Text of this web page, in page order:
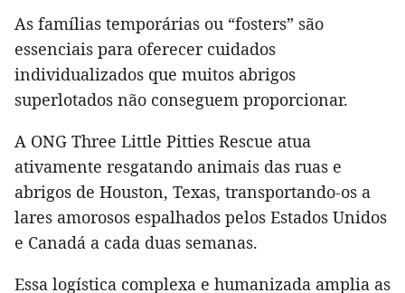
As famílias temporárias ou “fosters” são
essenciais para oferecer cuidados
individualizados que muitos abrigos
superlotados não conseguem proporcionar.
A ONG Three Little Pitties Rescue atua
ativamente resgatando animais das ruas e
abrigos de Houston, Texas, transportando-os a
lares amorosos espalhados pelos Estados Unidos
e Canadá a cada duas semanas.
Essa logística complexa e humanizada amplia as